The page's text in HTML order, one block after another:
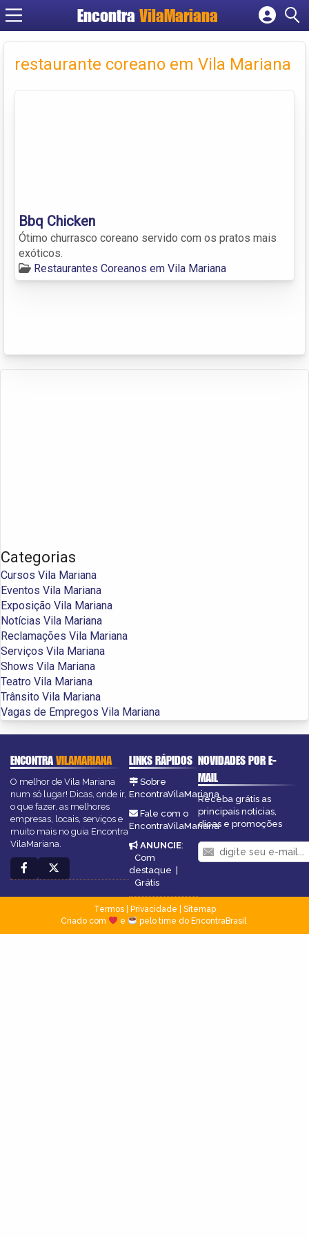
EncontraVilaMariana
Cadastrar empresa
Criar conta
restaurante coreano em Vila Mariana
Bbq Chicken
Ótimo churrasco coreano servido com os pratos mais
exóticos.
Restaurantes Coreanos em Vila Mariana
Categorias
Cursos Vila Mariana
Eventos Vila Mariana
Exposição Vila Mariana
Notícias Vila Mariana
Reclamações Vila Mariana
Serviços Vila Mariana
Shows Vila Mariana
Teatro Vila Mariana
Trânsito Vila Mariana
Vagas de Empregos Vila Mariana
ENCONTRAVILAMARIANA
O melhor de Vila Mariana
num só lugar! Dicas, onde ir,
o que fazer, as melhores
empresas, locais, serviços e
muito mais no guia Encontra
VilaMariana.
LINKS RÁPIDOS
Sobre
EncontraVilaMariana
Fale com o
EncontraVilaMariana
ANUNCIE:
Com
destaque |
Grátis
NOVIDADES POR E-
MAIL
Receba grátis as
principais notícias,
dicas e promoções
Termos| Privacidade
Sitemap
Criado com
e pelo time do EncontraBrasil